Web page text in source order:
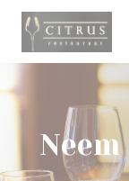
Cookies beheer